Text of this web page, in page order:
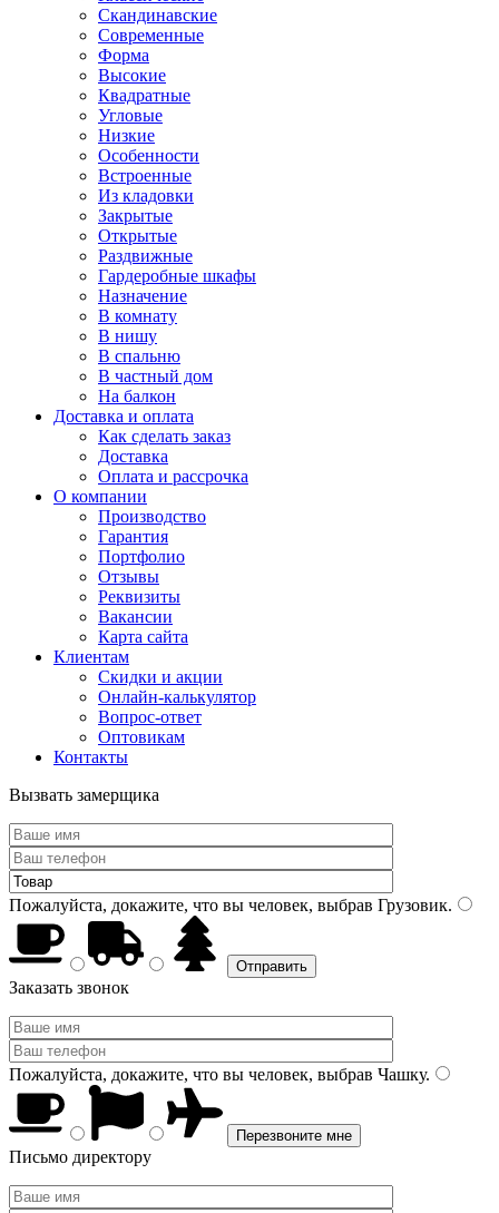
Скандинавские
Современные
Форма
Высокие
Квадратные
Угловые
Низкие
Особенности
Встроенные
Из кладовки
Закрытые
Открытые
Раздвижные
Гардеробные шкафы
Назначение
В комнату
В нишу
В спальню
В частный дом
На балкон
Доставка и оплата
Как сделать заказ
Доставка
Оплата и рассрочка
О компании
Производство
Гарантия
Портфолио
Отзывы
Реквизиты
Вакансии
Карта сайта
Клиентам
Скидки и акции
Онлайн-калькулятор
Вопрос-ответ
Оптовикам
Контакты
Вызвать замерщика
Пожалуйста, докажите, что вы человек, выбрав Грузовик.
Заказать звонок
Пожалуйста, докажите, что вы человек, выбрав Чашку.
Письмо директору